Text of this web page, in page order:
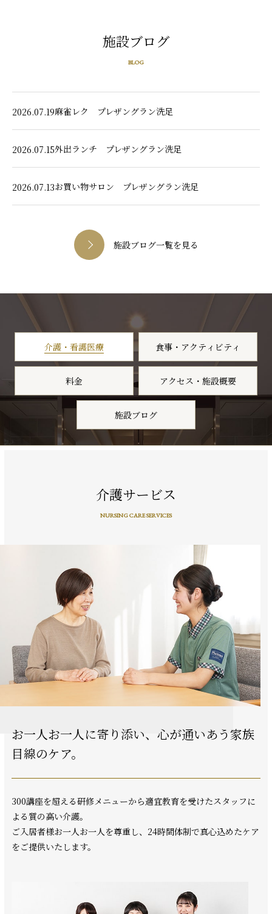
施設ブログ
BLOG
2026.07.19麻雀レク プレザングラン洗足
2026.07.15外出ランチ プレザングラン洗足
2026.07.13お買い物サロン プレザングラン洗足
施設ブログ一覧を見る
介護・看護医療 食事・アクティビティ
料金 アクセス・施設概要
施設ブログ
介護サービス
NURSING CARE SERVICES
お一人お一人に寄り添い、 心が通いあう家族
目線のケア。
300講座を超える研修メニューから適宜教育を受けたスタッフに
よる質の高い介護。
ご入居者様お一人お一人を尊重し、24時間体制で真心込めたケア
をご提供いたします。